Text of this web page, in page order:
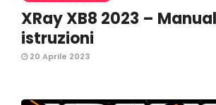
XRay XB8 2023 –
istruzioni
20 Aprile 2023